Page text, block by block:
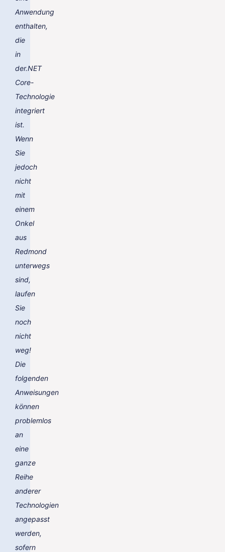
Anwendung
enthalten,
die
in
der.NET
Core-
Technologie
integriert
ist.
Wenn
Sie
jedoch
nicht
mit
einem
Onkel
aus
Redmond
unterwegs
sind,
laufen
Sie
noch
nicht
weg!
Die
folgenden
Anweisungen
können
problemlos
an
eine
ganze
Reihe
anderer
Technologien
angepasst
werden,
sofern